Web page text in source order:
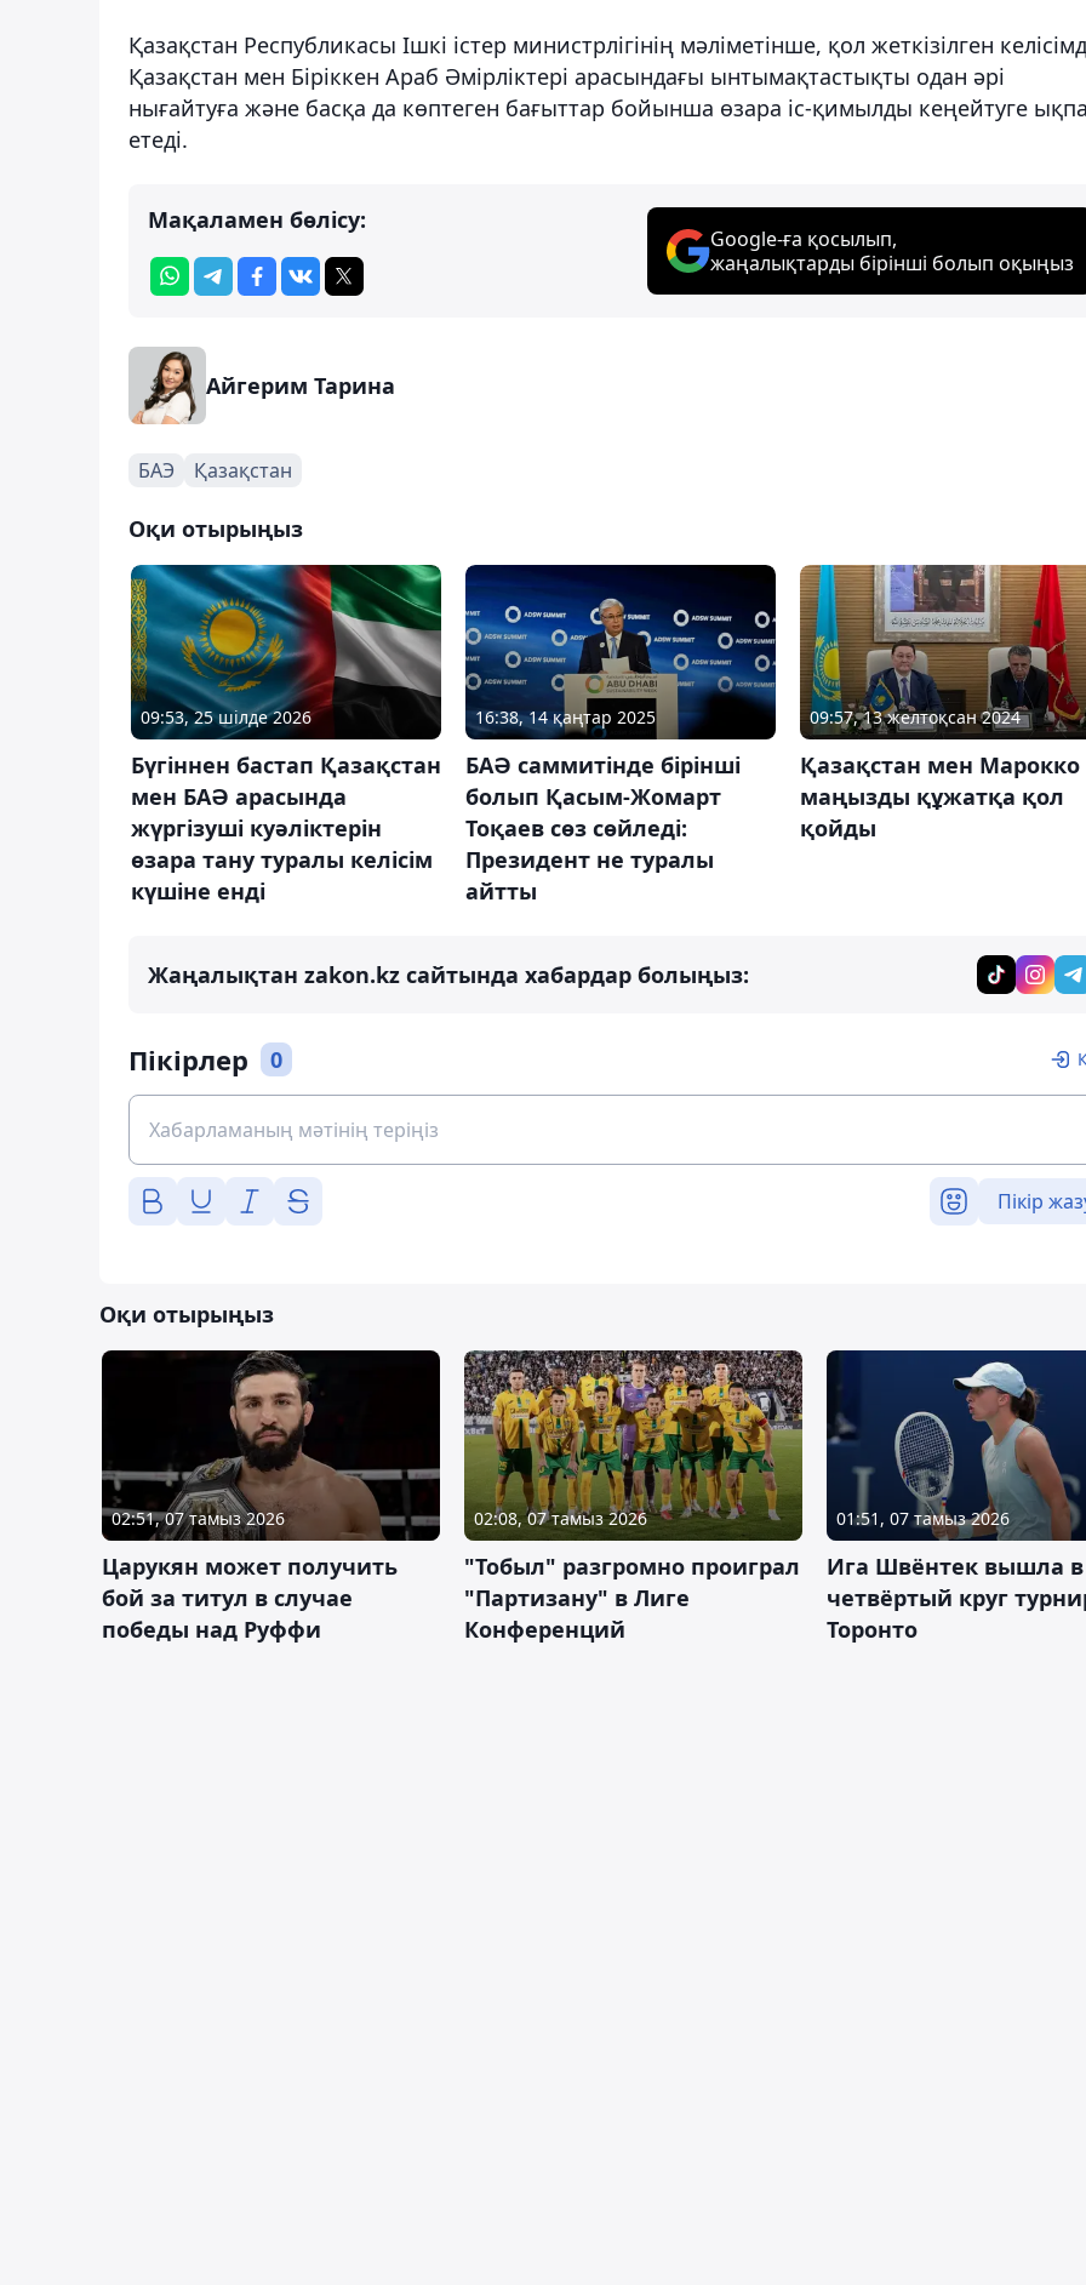
Қазақстан Республикасы Ішкі істер министрлігінің мәліметінше, қол жеткізілген
Қазақстан мен Біріккен Араб Әмірліктері арасындағы ынтымақтастықты одан әрі
нығайтуға және басқа да көптеген бағыттар бойынша өзара іс-қимылды кеңейтуге
етеді.
Мақаламен бөлісу:
Google-ға қосылып,
жаңалықтарды бірінші болып оқыңыз
Айгерим Тарина
БАЭ Қазақстан
Оқи отырыңыз
09:53, 25 шілде 2026
Бүгіннен бастап Қазақстан
мен БАӘ арасында
жүргізуші куәліктерін
өзара тану туралы келісім
күшіне енді
16:38, 14 қаңтар 2025
БАӘ саммитінде бірінші
болып Қасым-Жомарт
Тоқаев сөз сөйледі:
Президент не туралы
айтты
09:57, 13 желтоқсан 2024
Қазақстан мен Марокко
маңызды құжатқа қол
қойды
Жаңалықтан zakon.kz сайтында хабардар болыңыз:
Пікірлер 0
Пікір
Оқи отырыңыз
02:51, 07 тамыз 2026
Царукян может получить
бой за титул в случае
победы над Руффи
02:08, 07 тамыз 2026
"Тобыл" разгромно проиграл
"Партизану" в Лиге
Конференций
01:51, 07 тамыз 2026
Ига Швёнтек вышла в
четвёртый круг
Торонто